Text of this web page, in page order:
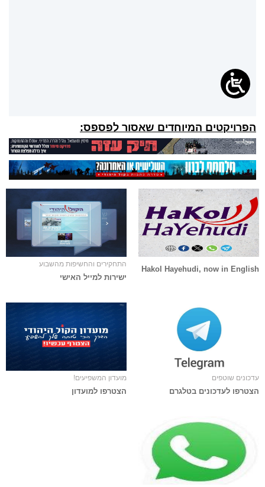
הפרויקטים המיוחדים שאסור לפספס:
Hakol Hayehudi, now in English
התחקירים והחשיפות מהשבוע
ישירות למייל האישי
עדכונים שוטפים
הצטרפו לעדכונים בטלגרם
מועדון המשפיעים!
הצטרפו למועדון